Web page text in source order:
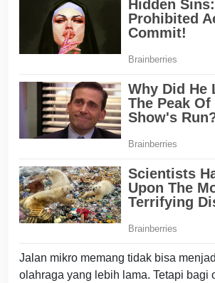
Jalan mikro memang tidak bisa
olahraga yang lebih lama. Tetapi bagi